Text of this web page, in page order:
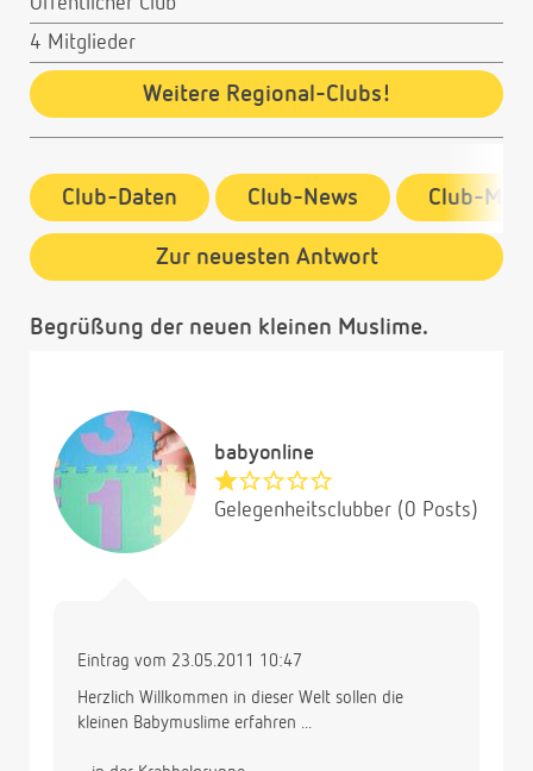
4 Mitglieder
Weitere Regional-Clubs!
Club-Daten Club-News Club-
Zur neuesten Antwort
Begrüßung der neuen kleinen Muslime.
babyonline
Gelegenheitsclubber (0 Posts)
Eintrag vom 23.05.2011 10:47
Herzlich Willkommen in dieser Welt sollen die
kleinen Babymuslime erfahren ...